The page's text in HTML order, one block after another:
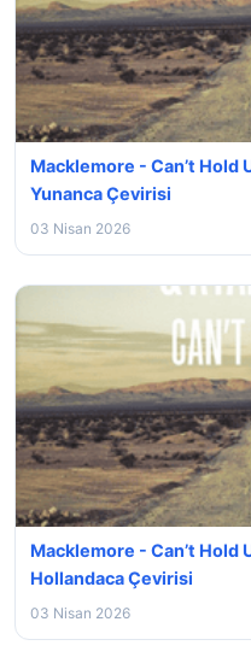
Macklemore - Can’t Hold
Yunanca Çevirisi
03 Nisan 2026
Macklemore - Can’t Hold
Hollandaca Çevirisi
03 Nisan 2026